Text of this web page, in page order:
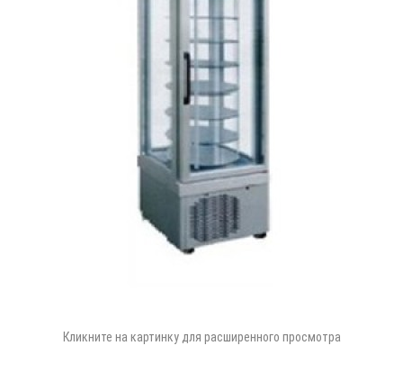
Кликните на картинку для расширенного просмотра